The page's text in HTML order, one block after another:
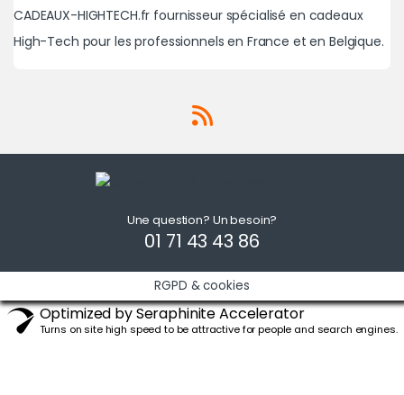
CADEAUX-HIGHTECH.fr fournisseur spécialisé en cadeaux
High-Tech pour les professionnels en France et en Belgique.
Une question? Un besoin?
01 71 43 43 86
RGPD & cookies
Optimized by Seraphinite Accelerator
Turns on site high speed to be attractive for people and search engines.